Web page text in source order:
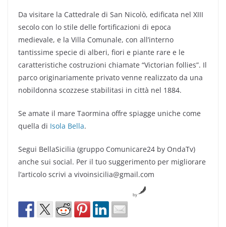
Da visitare la Cattedrale di San Nicolò, edificata nel XIII
secolo con lo stile delle fortificazioni di epoca
medievale, e la Villa Comunale, con all’interno
tantissime specie di alberi, fiori e piante rare e le
caratteristiche costruzioni chiamate “Victorian follies”. Il
parco originariamente privato venne realizzato da una
nobildonna scozzese stabilitasi in città nel 1884.
Se amate il mare Taormina offre spiagge uniche come
quella di Isola Bella.
Segui BellaSicilia (gruppo Comunicare24 by OndaTv)
anche sui social. Per il tuo suggerimento per migliorare
l’articolo scrivi a vivoinsicilia@gmail.com
by